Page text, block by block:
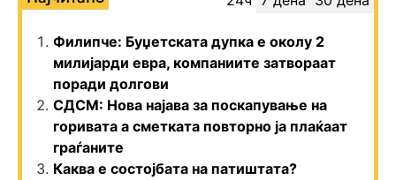
Филипче: Буџетската дупка е околу 2
милијарди евра, компаниите затвораат
поради долгови
СДСМ: Нова најава за поскапување на
горивата а сметката повторно ја плаќаат
граѓаните
Каква е состојбата на патиштата?